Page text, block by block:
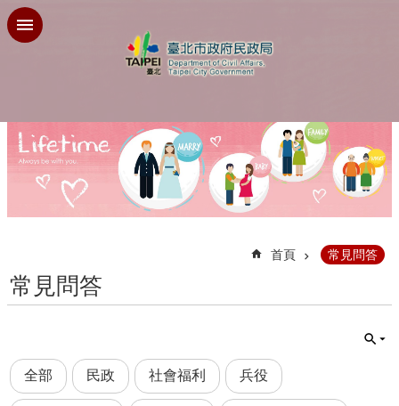
跳到主要內容區塊
首頁 常見問答
常見問答
全部 民政 社會福利 兵役